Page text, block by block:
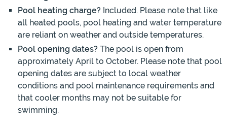
Pool heating charge? Included. Please note that like
all heated pools, pool heating and water temperature
are reliant on weather and outside temperatures.
Pool opening dates? The pool is open from
approximately April to October. Please note that pool
opening dates are subject to local weather
conditions and pool maintenance requirements and
that cooler months may not be suitable for
swimming.